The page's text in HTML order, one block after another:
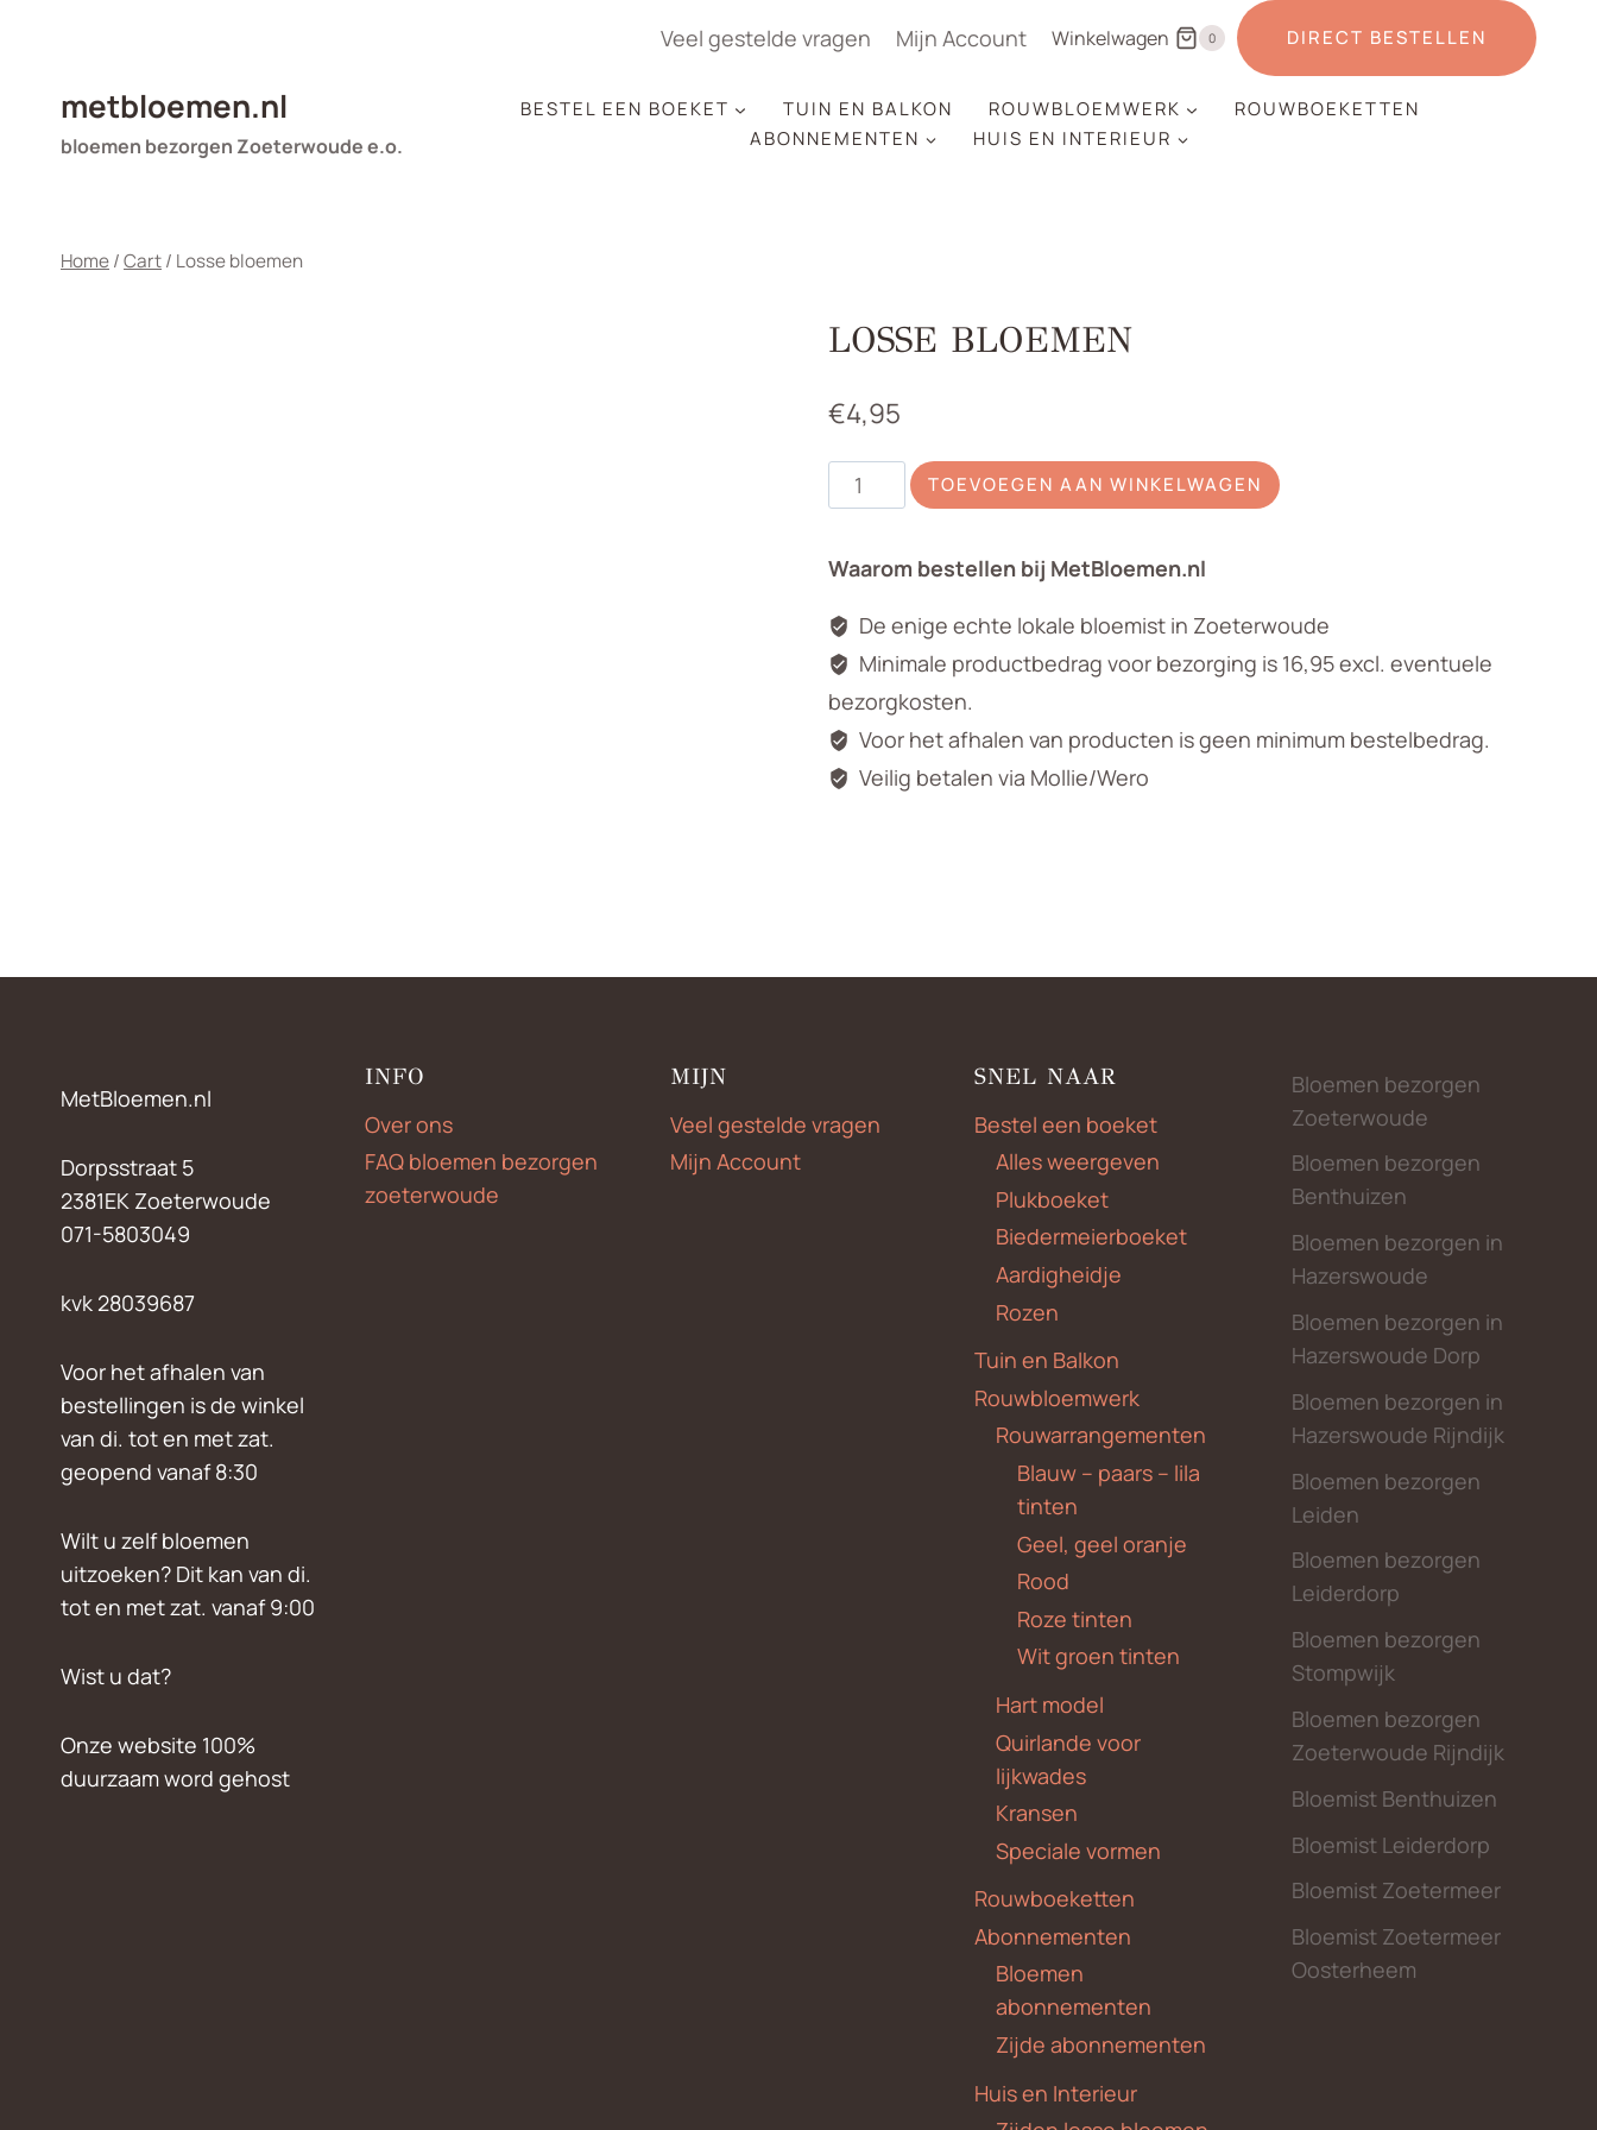
Veel gestelde vragen Mijn Account Winkelwagen 0 DIRECT BESTELLEN
metbloemen.nl
bloemen bezorgen Zoeterwoude e.o.
BESTEL EEN BOEKET TUIN EN BALKON ROUWBLOEMWERK
ROUWBOEKETTEN
ABONNEMENTEN
HUIS EN INTERIEUR
Home/Cart/ Losse bloemen
LOSSE BLOEMEN
€4,95
Losse
bloemen
TOEVOEGEN AAN WINKELWAGEN
Waarom bestellen bij MetBloemen.nl
De enige echte lokale bloemist in Zoeterwoude
Minimale productbedrag voor bezorging is 16,95 excl. eventuele
bezorgkosten.
Voor het afhalen van producten is geen minimum bestelbedrag.
Veilig betalen via Mollie/Wero
MetBloemen.nl
Dorpsstraat 5
2381EK Zoeterwoude
071-5803049
kvk 28039687
Voor het afhalen van
bestellingen is de winkel
van di. tot en met zat.
geopend vanaf 8:30
Wilt u zelf bloemen
uitzoeken? Dit kan van di.
tot en met zat. vanaf 9:00
Wist u dat?
Onze website 100%
duurzaam word gehost
INFO
Over ons
FAQ bloemen bezorgen
zoeterwoude
MIJN
Veel gestelde vragen
Mijn Account
SNEL NAAR
Bestel een boeket
Alles weergeven
Plukboeket
Biedermeierboeket
Aardigheidje
Rozen
Tuin en Balkon
Rouwbloemwerk
Rouwarrangementen
Blauw – paars – lila
tinten
Geel, geel oranje
Rood
Roze tinten
Wit groen tinten
Hart model
Quirlande voor
lijkwades
Kransen
Speciale vormen
Rouwboeketten
Abonnementen
Bloemen
abonnementen
Zijde abonnementen
Huis en Interieur
Bloemen bezorgen
Zoeterwoude
Bloemen bezorgen
Benthuizen
Bloemen bezorgen in
Hazerswoude
Bloemen bezorgen in
Hazerswoude Dorp
Bloemen bezorgen in
Hazerswoude Rijndijk
Bloemen bezorgen
Leiden
Bloemen bezorgen
Leiderdorp
Bloemen bezorgen
Stompwijk
Bloemen bezorgen
Zoeterwoude Rijndijk
Bloemist Benthuizen
Bloemist Leiderdorp
Bloemist Zoetermeer
Bloemist Zoetermeer
Oosterheem